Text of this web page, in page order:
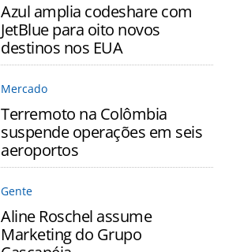
Azul amplia codeshare com
JetBlue para oito novos
destinos nos EUA
Mercado
Terremoto na Colômbia
suspende operações em seis
aeroportos
Gente
Aline Roschel assume
Marketing do Grupo